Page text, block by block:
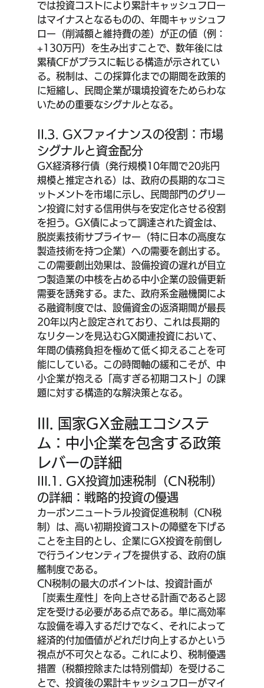
では投資コストにより累計キャッシュフロー
はマイナスとなるものの、年間キャッシュフ
ロー（削減額と維持費の差）が正の値（例：
+130万円）を生み出すことで、数年後には
累積CFがプラスに転じる構造が示されてい
る。税制は、この採算化までの期間を政策的
に短縮し、民間企業が環境投資をためらわな
いための重要なシグナルとなる。
II.3. GXファイナンスの役割：市場
シグナルと資金配分
GX経済移行債（発行規模10年間で20兆円
規模と推定される）は、政府の長期的なコミ
ットメントを市場に示し、民間部門のグリー
ン投資に対する信用供与を安定化させる役割
を担う。GX債によって調達された資金は、
脱炭素技術サプライヤー（特に日本の高度な
製造技術を持つ企業）への需要を創出する。
この需要創出効果は、設備投資の遅れが目立
つ製造業の中核を占める中小企業の設備更新
需要を誘発する。また、政府系金融機関によ
る融資制度では、設備資金の返済期間が最長
20年以内と設定されており、これは長期的
なリターンを見込むGX関連投資において、
年間の債務負担を極めて低く抑えることを可
能にしている。この時間軸の緩和こそが、中
小企業が抱える「高すぎる初期コスト」の課
題に対する構造的な解決策となる。
III. 国家GX金融エコシステ
ム：中小企業を包含する政策
レバーの詳細
III.1. GX投資加速税制（CN税制）
の詳細：戦略的投資の優遇
カーボンニュートラル投資促進税制（CN税
制）は、高い初期投資コストの障壁を下げる
ことを主目的とし、企業にGX投資を前倒し
で行うインセンティブを提供する、政府の旗
艦制度である。
CN税制の最大のポイントは、投資計画が
「炭素生産性」を向上させる計画であると認
定を受ける必要がある点である。単に高効率
な設備を導入するだけでなく、それによって
経済的付加価値がどれだけ向上するかという
視点が不可欠となる。これにより、税制優遇
措置（税額控除または特別償却）を受けるこ
とで、投資後の累計キャッシュフローがマイ